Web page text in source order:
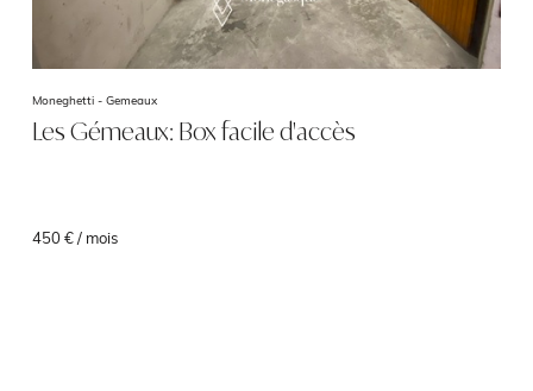
Moneghetti - Gemeaux
Les Gémeaux: Box facile d'accès
450 € / mois